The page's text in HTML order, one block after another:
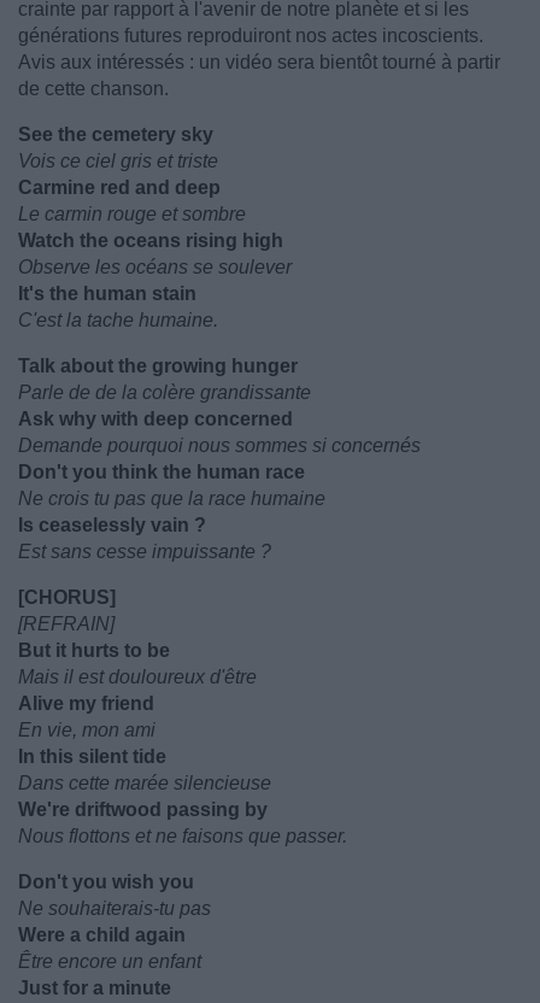
crainte par rapport à l'avenir de notre planète et si les
générations futures reproduiront nos actes incoscients.
Avis aux intéressés : un vidéo sera bientôt tourné à partir
de cette chanson.
See the cemetery sky
Vois ce ciel gris et triste
Carmine red and deep
Le carmin rouge et sombre
Watch the oceans rising high
Observe les océans se soulever
It's the human stain
C'est la tache humaine.
Talk about the growing hunger
Parle de de la colère grandissante
Ask why with deep concerned
Demande pourquoi nous sommes si concernés
Don't you think the human race
Ne crois tu pas que la race humaine
Is ceaselessly vain ?
Est sans cesse impuissante ?
[CHORUS]
[REFRAIN]
But it hurts to be
Mais il est douloureux d'être
Alive my friend
En vie, mon ami
In this silent tide
Dans cette marée silencieuse
We're driftwood passing by
Nous flottons et ne faisons que passer.
Don't you wish you
Ne souhaiterais-tu pas
Were a child again
Être encore un enfant
Just for a minute